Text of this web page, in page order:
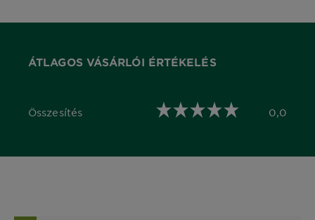
ÁTLAGOS VÁSÁRLÓI ÉRTÉKELÉS
Összesítés
0,0 out of 5 stars 0,0